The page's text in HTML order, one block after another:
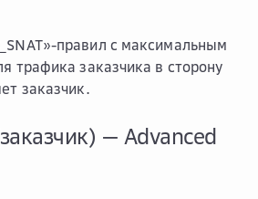
правил с максимальным
трафика заказчика в сторону
заказчик.
— Advanced